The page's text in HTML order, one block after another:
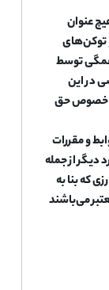
عنوان
توکن‌های
توسط
در این
خصوص حق
و مقررات
دیگر از جمله
که بنا به
می‌باشند